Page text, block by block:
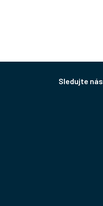
Sledujte nás